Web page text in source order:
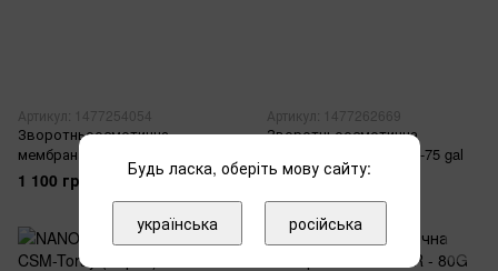
Артикул: 1477254054
Зворотньоосмотична
мембрана RAIFIL 1812-50 gal
1 100 грн
Артикул: 1477262669
Зворотньоосмотична
мембрана RAIFIL 1812-75 gal
1 100 грн
Будь ласка, оберіть мову сайту:
українська російська